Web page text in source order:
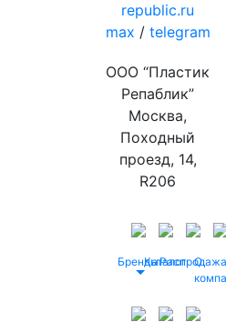
republic.ru
max / telegram
ООО “Пластик
Репаблик”
Москва,
Походный
проезд, 14,
R206
БрендыКаталог
Распродажа
О